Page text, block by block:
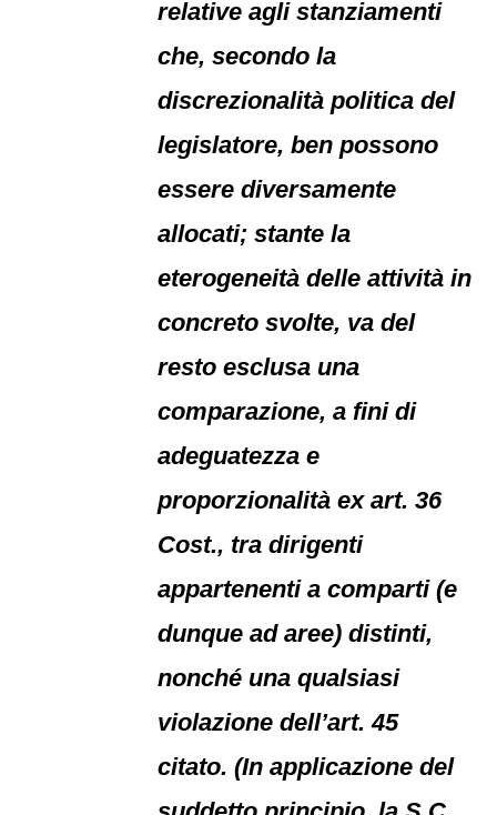
relative agli stanziamenti
che, secondo la
discrezionalità politica del
legislatore, ben possono
essere diversamente
allocati; stante la
eterogeneità delle attività in
concreto svolte, va del
resto esclusa una
comparazione, a fini di
adeguatezza e
proporzionalità ex art. 36
Cost., tra dirigenti
appartenenti a comparti (e
dunque ad aree) distinti,
nonché una qualsiasi
violazione dell’art. 45
citato. (In applicazione del